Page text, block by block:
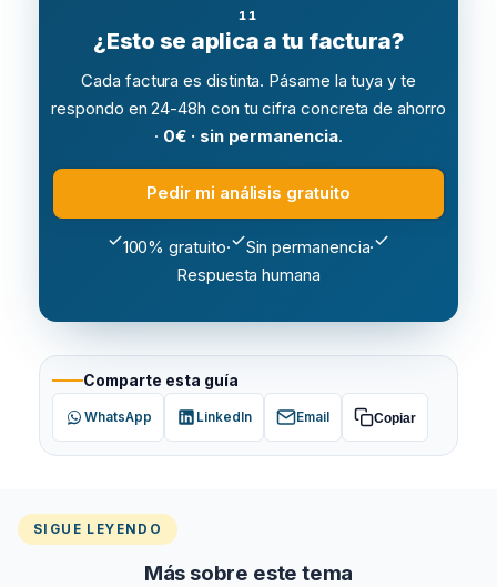
¿Esto se aplica a tu factura?
Cada factura es distinta. Pásame la tuya y te
respondo en 24-48h con tu cifra concreta de ahorro
· 0€ · sin permanencia.
Pedir mi análisis gratuito
100% gratuito· Sin permanencia·
Respuesta humana
Comparte esta guía
WhatsApp LinkedIn Email Copiar
SIGUE LEYENDO
Más sobre este tema